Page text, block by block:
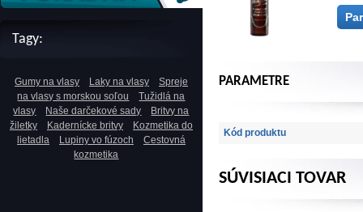
Tagy:
Gumy na vlasy Laky na vlasy
Spreje
na vlasy s morskou soľou
Tužidlá na
vlasy
Naše darčekové sady
Britvy na
žiletky
Kadernícke britvy
Kozmetika do
lietadla
Lupiny vo fúzoch
Cestovná
kozmetika
PARAMETRE
Kód produktu
SÚVISIACI TOVAR